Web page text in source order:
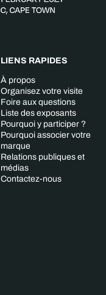
LIENS RAPIDES
À propos
Organisez votre visite
Foire aux questions
Liste des exposants
Pourquoi y participer ?
Pourquoi associer votre
marque
Relations publiques et
médias
Contactez-nous